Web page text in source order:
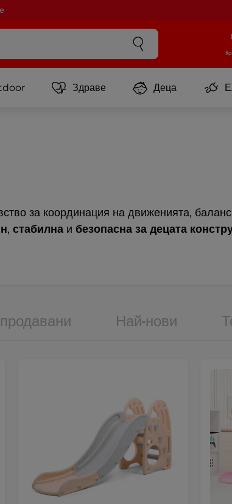
Здраве Деца
за координация на движенията,
, стабилна и безопасна за децата
Най-нови